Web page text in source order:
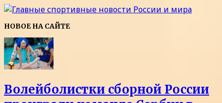
НОВОЕ НА САЙТЕ
Волейболистки сборной России